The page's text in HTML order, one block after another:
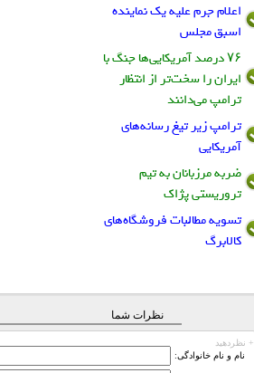
اعلام جرم علیه یک نماینده
اسبق مجلس
۷۶ درصد آمریکایی‌ها جنگ با
ایران را سخت‌تر از انتظار
ترامپ می‌دانند
ترامپ زیر تیغ رسانه‌های
آمریکایی
ضربه مرزبانان به تیم
تروریستی پژاک
تسویه مطالبات فروشگاه‌های
کالابرگ
نظرات شما
+ نظردهید
نام و نام خانوادگی: